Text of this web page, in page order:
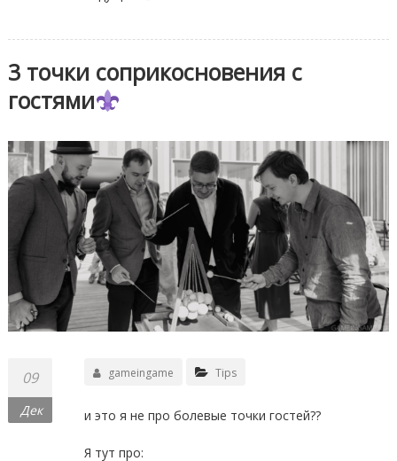
3 точки соприкосновения с
гостями
09
Дек
gameingame Tips
и это я не про болевые точки гостей??
Я тут про: